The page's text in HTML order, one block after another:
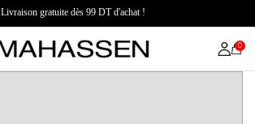
Livraison gratuite dès 99 DT d'achat !
0